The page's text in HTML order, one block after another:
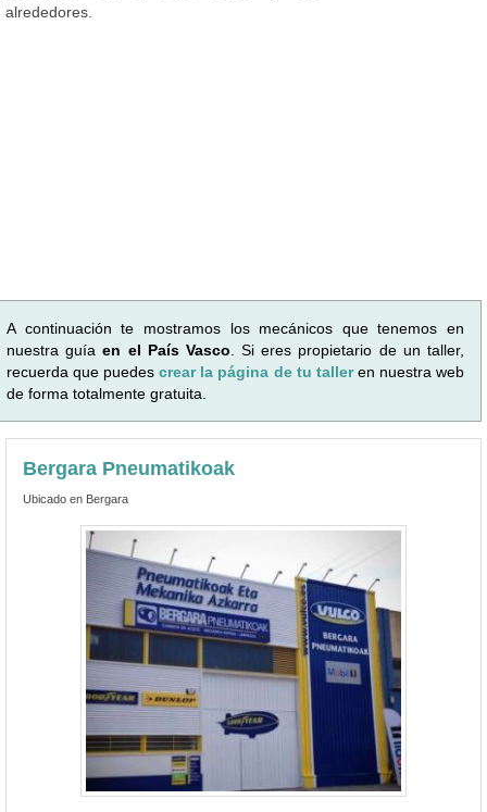
alrededores.
A continuación te mostramos los mecánicos que tenemos en
nuestra guíaen el País Vasco . Si eres propietario de un taller,
recuerda que puedescrear la página de tu talleren nuestra web
de forma totalmente gratuita.
Bergara Pneumatikoak
Ubicado en Bergara